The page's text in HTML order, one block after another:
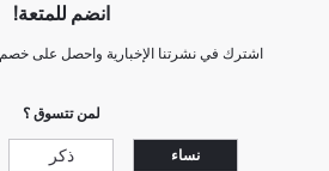
انضم للمتعة!
اشترك في نشرتنا الإخبارية واحصل على خصم 10٪ على تسوقك الأول!
لمن تتسوق ؟
نساء ذكر